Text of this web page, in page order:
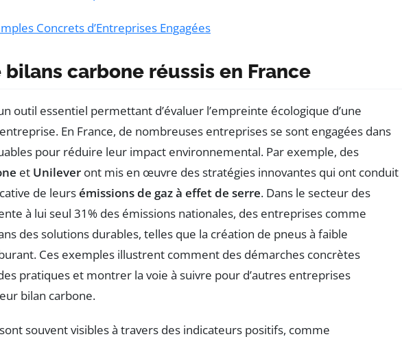
Concrets d’Entreprises Engagées
bilans carbone réussis en France
outil essentiel permettant d’évaluer l’empreinte écologique d’une
En France, de nombreuses entreprises se sont engagées dans
pour réduire leur impact environnemental. Par exemple, des
et Unilever ont mis en œuvre des stratégies innovantes qui ont conduit
de leursémissions de gaz à effet de serre. Dans le secteur des
à lui seul 31% des émissions nationales, des entreprises comme
des solutions durables, telles que la création de pneus à faible
Ces exemples illustrent comment des démarches concrètes
pratiques et montrer la voie à suivre pour d’autres entreprises
bilan carbone.
souvent visibles à travers des indicateurs positifs, comme